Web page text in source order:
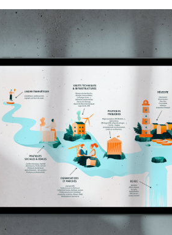
ILLUSTRATION MÉDIATION
Naviguer la
énergétique